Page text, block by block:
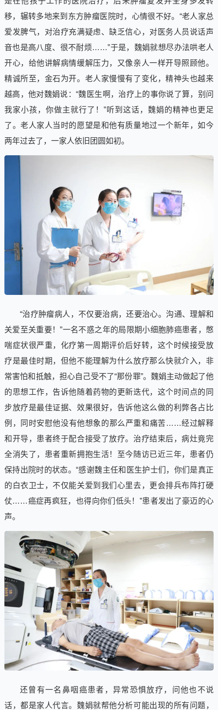
移，辗转多地来到东方肿瘤医院时，心情很不好。“老人家总
爱发脾气，对治疗充满疑虑、缺乏信心，对医务人员说话声
音也是高八度、很不耐烦……”于是，魏娟就想尽办法哄老人
开心，给他讲解病情缓解压力，又像亲人一样开导照顾他。
精诚所至，金石为开。老人家慢慢有了变化，精神头也越来
越高，他对魏娟说：“魏医生啊，治疗上的事你说了算，别问
我家小孩，你做主就行了！”听到这话，魏娟的精神也更足
了。老人家人当时的愿望是和他有质量地过一个新年，如今
两年过去了，一家人依旧团圆如初。
“治疗肿瘤病人，不仅要治病，还要治心。沟通、理解和
关爱至关重要！”一名不惑之年的局限期小细胞肺癌患者，憋
喘症状很严重，化疗第一周期评价后好转，这个时候接受放
疗是最佳时期，但他不能理解为什么放疗那么快就介入，非
常害怕和抵触，担心自己受不了“那份罪”。魏娟主动做起了他
的思想工作，告诉他随着药物的更新迭代，这个时间点的同
步放疗是最佳证据、效果很好，告诉他这么做的利弊各占比
例，同时安慰他没有他想象的那么严重和痛苦……经过解释
和开导，患者终于配合接受了放疗。治疗结束后，病灶竟完
全消失了，患者重新拥抱生活！至今随访已近三年，患者仍
保持出院时的状态。“感谢魏主任和医生护士们，你们是真正
的白衣卫士，不仅能关爱到我们心里去，更会排兵布阵打硬
仗……癌症再疯狂，也得向你们低头！”患者发出了豪迈的心
声。
还曾有一名鼻咽癌患者，异常恐惧放疗，问他也不说
话，都是家人代言。魏娟就帮他分析可能出现的所有问题，